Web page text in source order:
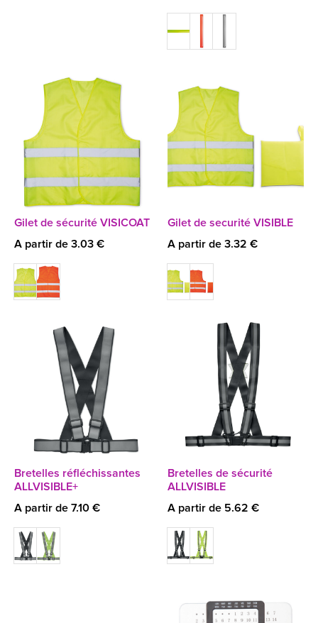
Gilet de sécurité VISICOAT
A partir de 3.03 €
Gilet de securité VISIBLE
A partir de 3.32 €
Bretelles réfléchissantes
ALLVISIBLE+
A partir de 7.10 €
Bretelles de sécurité
ALLVISIBLE
A partir de 5.62 €